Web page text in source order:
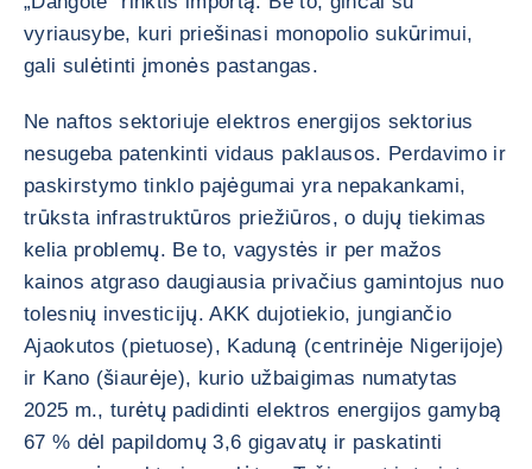
vyriausybe, kuri priešinasi monopolio sukūrimui,
gali sulėtinti įmonės pastangas.
Ne naftos sektoriuje elektros energijos sektorius
nesugeba patenkinti vidaus paklausos. Perdavimo ir
paskirstymo tinklo pajėgumai yra nepakankami,
trūksta infrastruktūros priežiūros, o dujų tiekimas
kelia problemų. Be to, vagystės ir per mažos
kainos atgraso daugiausia privačius gamintojus nuo
tolesnių investicijų. AKK dujotiekio, jungiančio
Ajaokutos (pietuose), Kaduną (centrinėje Nigerijoje)
ir Kano (šiaurėje), kurio užbaigimas numatytas
2025 m., turėtų padidinti elektros energijos gamybą
67 % dėl papildomų 3,6 gigavatų ir paskatinti